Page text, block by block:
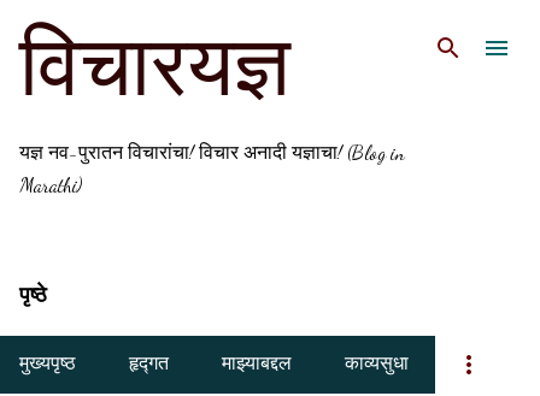
विचारयज्ञ
यज्ञ नव-पुरातन विचारांचा! विचार अनादी यज्ञाचा! (Blog in
Marathi)
पृष्ठे
मुख्यपृष्ठ हृद्गत माझ्याबद्दल काव्यसुधा